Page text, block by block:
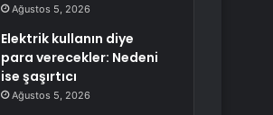
Ağustos 5, 2026
Elektrik kullanın diye
para verecekler: Nedeni
ise şaşırtıcı
Ağustos 5, 2026